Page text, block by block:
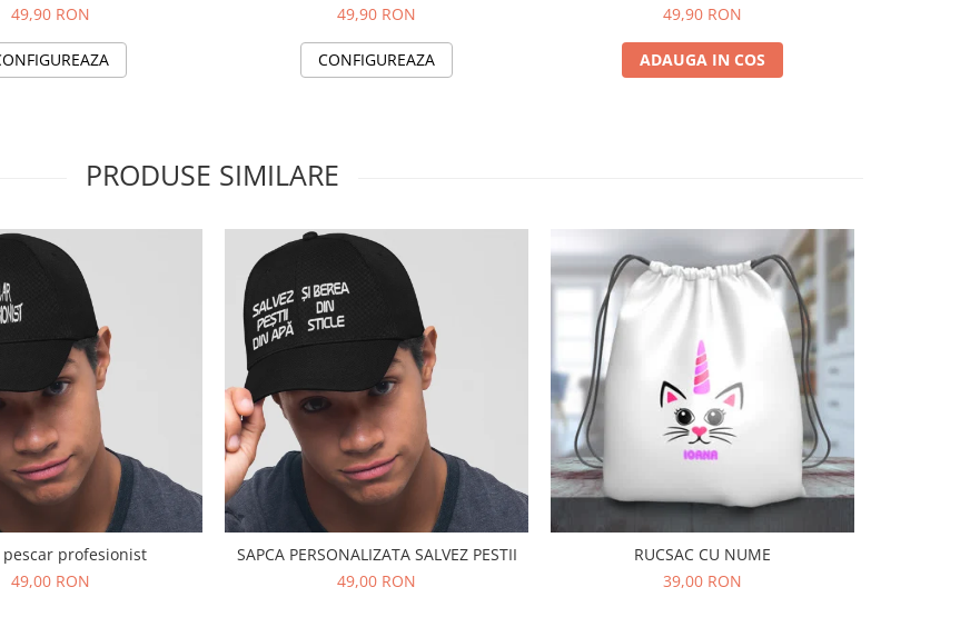
49,90 RON
49,90 RON
CONFIGUREAZA
49,90 RON
ADAUGA IN COS
PRODUSE SIMILARE
pescar profesionist
49,00 RON
SAPCA PERSONALIZATA SALVEZ PESTII
49,00 RON
RUCSAC CU NUME
39,00 RON